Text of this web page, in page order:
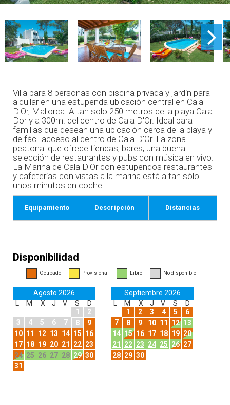
Villa para 8 personas con piscina privada y jardín para
alquilar en una estupenda ubicación central en Cala
D'Or, Mallorca. A tan solo 250 metros de la playa Cala
Dor y a 300m. del centro de Cala D'Or. Ideal para
familias que desean una ubicación cerca de la playa y
de fácil acceso al centro de Cala D'Or. La zona
peatonal que ofrece tiendas, bares, una buena
selección de restaurantes y pubs con música en vivo.
La Marina de Cala D'Or con estupendos restaurantes
y cafeterías con vistas a la marina está a tan sólo
unos minutos en coche.
Equipamiento Descripción Distancias
Disponibilidad
Ocupado Provisional Libre No disponible
Agosto 2026
M X J V S
D
1
2
3
4 5 6 7 8
9
10 11 12 13 14 15 16
17 18 19 20 21 22 23
24 25 26 27 28 29 30
31
Septiembre 2026
M X J V S
D
1
2 3 4 5
6
7
8 9 10 11 12 13
14 15 16 17 18 19 20
21
22 23 24 25 26 27
28 29 30